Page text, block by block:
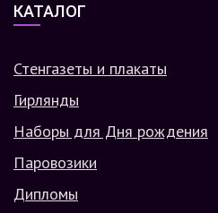
КАТАЛОГ
Стенгазеты и плакаты
Гирлянды
Наборы для Дня рождения
Паровозики
Дипломы